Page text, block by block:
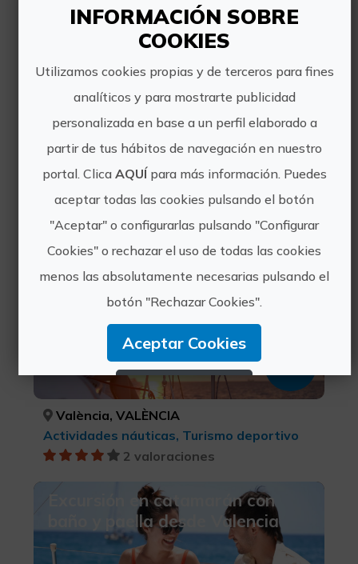
Experiencias
cercanas
Puesta de sol en catamarán
desde Valencia
València, VALÈNCIA
Actividades náuticas, Turismo deportivo
2 valoraciones
Excursión en catamarán con
baño y paella desde Valencia
INFORMACIÓN SOBRE
COOKIES
Utilizamos cookies propias y de terceros para fines
analíticos y para mostrarte publicidad
personalizada en base a un perfil elaborado a
partir de tus hábitos de navegación en nuestro
portal. Clica AQUÍpara más información. Puedes
aceptar todas las cookies pulsando el botón
"Aceptar" o configurarlas pulsando "Configurar
Cookies" o rechazar el uso de todas las cookies
menos las absolutamente necesarias pulsando el
botón "Rechazar Cookies".
Aceptar Cookies
Rechazar Cookies
Configurar Cookies
Más información